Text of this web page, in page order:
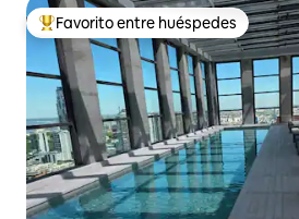
Favorito entre huéspedes preferido
Favorito entre huéspedes